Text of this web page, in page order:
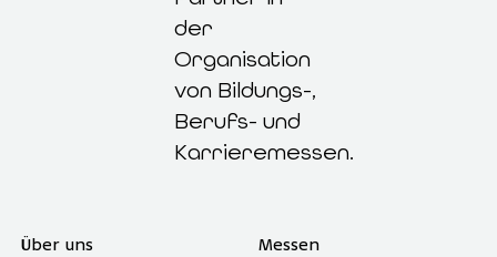
der
Organisation
von Bildungs-,
Berufs- und
Karrieremessen.
Über uns
Messen